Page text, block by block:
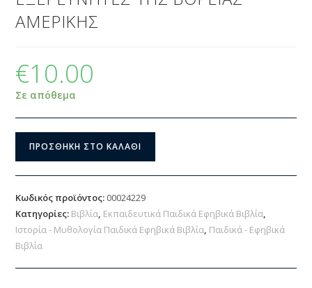
ΑΜΕΡΙΚΗΣ
€10.00
Σε απόθεμα
ΠΡΟΣΘΉΚΗ ΣΤΟ ΚΑΛΆΘΙ
Κωδικός προϊόντος: 00024229
Κατηγορίες: Βιβλία, Εκπαιδευτικά Παιδικά Εφηβικά Βιβλία,
Ιστορία - Μυθολογία Παιδικά Εφηβικά Βιβλία, Παιδικά - Εφηβικά
Βιβλία